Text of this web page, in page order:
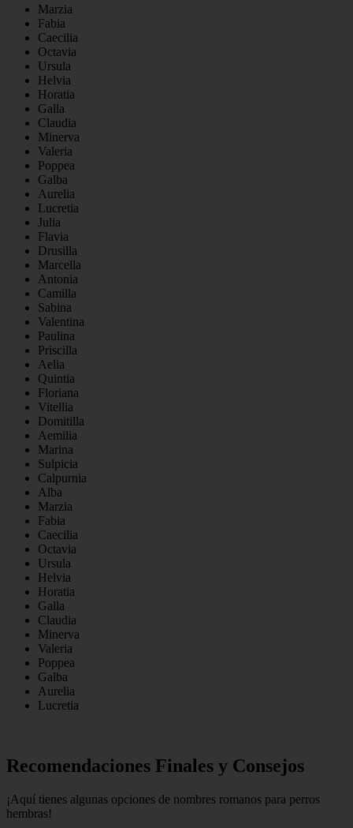
Marzia
Fabia
Caecilia
Octavia
Ursula
Helvia
Horatia
Galla
Claudia
Minerva
Valeria
Poppea
Galba
Aurelia
Lucretia
Julia
Flavia
Drusilla
Marcella
Antonia
Camilla
Sabina
Valentina
Paulina
Priscilla
Aelia
Quintia
Floriana
Vitellia
Domitilla
Aemilia
Marina
Sulpicia
Calpurnia
Alba
Marzia
Fabia
Caecilia
Octavia
Ursula
Helvia
Horatia
Galla
Claudia
Minerva
Valeria
Poppea
Galba
Aurelia
Lucretia
Recomendaciones Finales y Consejos
¡Aquí tienes algunas opciones de nombres romanos para perros
hembras!